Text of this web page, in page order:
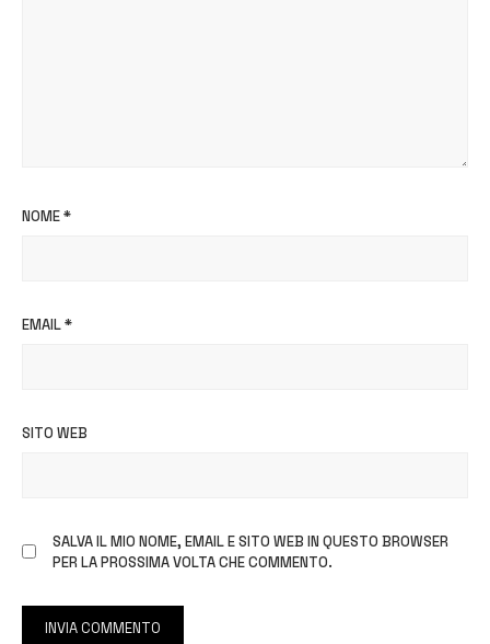
NOME*
EMAIL*
SITO WEB
SALVA IL MIO NOME, EMAIL E SITO WEB IN QUESTO BROWSER
PER LA PROSSIMA VOLTA CHE COMMENTO.